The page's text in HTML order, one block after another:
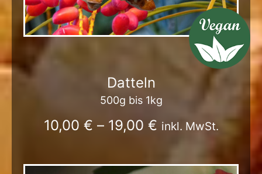
Datteln
500g bis 1kg
10,00 € – 19,00 € inkl. MwSt.